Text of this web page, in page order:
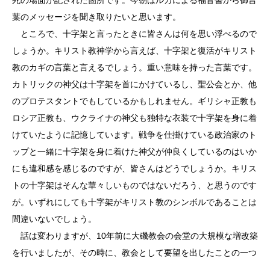
葉のメッセージを聞き取りたいと思います。
ところで、十字架と言ったときに皆さんは何を思い浮べるので
しょうか。キリスト教神学から言えば、十字架と復活がキリスト
教のカギの言葉と言えるでしょう。重い意味を持った言葉です。
カトリックの神父は十字架を首にかけているし、聖公会とか、他
のプロテスタントでもしているかもしれません。ギリシャ正教も
ロシア正教も、ウクライナの神父も独特な衣装で十字架を身に着
けていたように記憶しています。戦争を仕掛けている政治家のト
ップと一緒に十字架を身に着けた神父が仲良くしているのはいか
にも違和感を感じるのですが、皆さんはどうでしょうか。キリス
トの十字架はそんな華々しいものではないだろう、と思うのです
が。いずれにしても十字架がキリスト教のシンボルであることは
間違いないでしょう。
話は変わりますが、10年前に大磯教会の会堂の大規模な増改築
を行いましたが、その時に、教会として要望を出したことの一つ